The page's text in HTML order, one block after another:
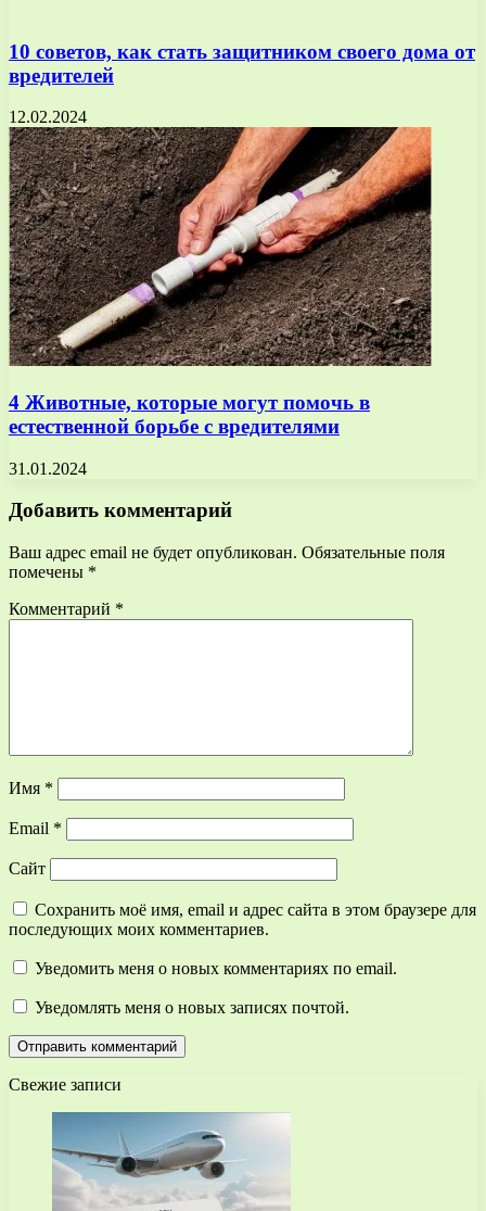
10 советов, как стать защитником своего дома от
вредителей
12.02.2024
4 Животные, которые могут помочь в
естественной борьбе с вредителями
31.01.2024
Добавить комментарий
Ваш адрес email не будет опубликован. Обязательные поля
помечены *
Комментарий *
Имя *
Email *
Сайт
Сохранить моё имя, email и адрес сайта в этом браузере для
последующих моих комментариев.
Уведомить меня о новых комментариях по email.
Уведомлять меня о новых записях почтой.
Свежие записи